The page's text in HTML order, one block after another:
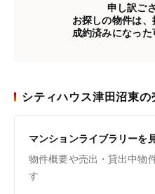
申し訳ご
お探しの物件は、
成約済みになった
シティハウス津田沼東
マンションライブラリーを
物件概要や売出・貸出中物
す